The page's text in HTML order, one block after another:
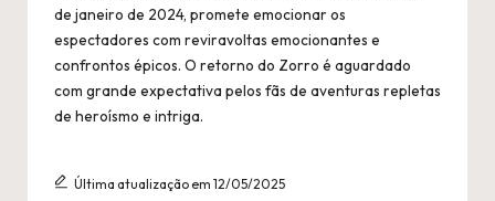
de janeiro de 2024, promete emocionar os
espectadores com reviravoltas emocionantes e
confrontos épicos. O retorno do Zorro é aguardado
com grande expectativa pelos fãs de aventuras repletas
de heroísmo e intriga.
Última atualização em 12/05/2025